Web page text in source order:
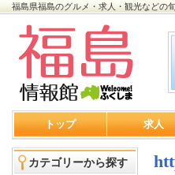
福島県福島のグルメ・求人・観光などの
トップ 求人
カテゴリーから探す